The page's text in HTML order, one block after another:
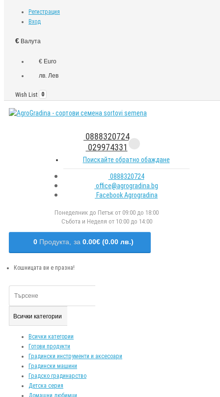
Регистрация
Вход
€ Валута
€ Euro
лв. Лев
Wish List 0
0888320724
029974331
Поискайте обратно обаждане
0888320724
office@agrogradina.bg
Facebook Agrogradina
Понеделник до Петък от 09:00 до 18:00
Събота и Неделя от 10:00 до 14:00
0 Продукта, за 0.00€ (0.00 лв.)
Кошницата ви е празна!
Всички категории
Всички категории
Готови продукти
Градински инструменти и аксесоари
Градински машини
Градско градинарство
Детска серия